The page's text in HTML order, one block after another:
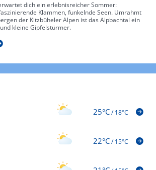
dich ein erlebnisreicher Sommer:
Klammen, funkelnde Seen. Umrahmt
der Kitzbüheler Alpen ist das Alpbachtal ein
kleine Gipfelstürmer.
25°C/18°C
22°C/15°C